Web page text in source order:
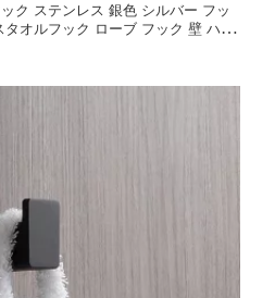
ク ステンレス 銀色 シルバー フッ
オルフック ローブ フック 壁 ハン
ン シンプル モダン おしゃれ 北欧
風呂 夏セール 送料無料 模様替え